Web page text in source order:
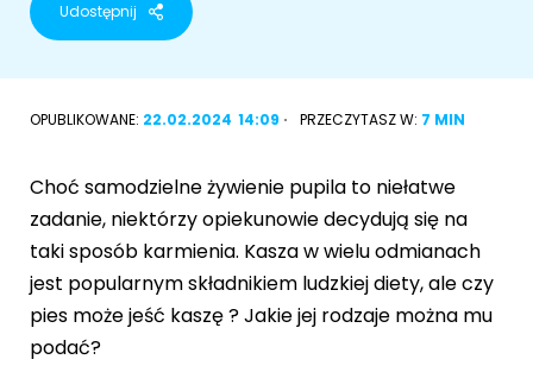
RASY PSÓW
Sznaucer miniaturowy
Golden retriever
Buldog francuski
Owczarek niemiecki
Kot perski
Kot rosyjski niebieski
Udostępnij
OPUBLIKOWANE: 22.02.2024 14:09 PRZECZYTASZ W: 7 MIN
Choć samodzielne żywienie pupila to niełatwe
zadanie, niektórzy opiekunowie decydują się na
taki sposób karmienia. Kasza w wielu odmianach
jest popularnym składnikiem ludzkiej diety, ale czy
pies może jeść kaszę ? Jakie jej rodzaje można mu
podać?